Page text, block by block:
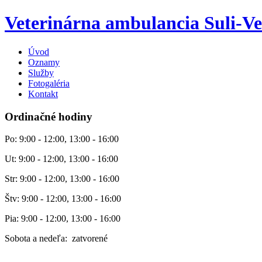
Veterinárna ambulancia Suli-
Úvod
Oznamy
Služby
Fotogaléria
Kontakt
Ordinačné hodiny
Po: 9:00 - 12:00, 13:00 - 16:00
Ut: 9:00 - 12:00, 13:00 - 16:00
Str: 9:00 - 12:00, 13:00 - 16:00
Štv: 9:00 - 12:00, 13:00 - 16:00
Pia: 9:00 - 12:00, 13:00 - 16:00
Sobota a nedeľa: zatvorené